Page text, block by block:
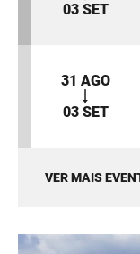
03 SET
31 AGO
03 SET
VER MAIS